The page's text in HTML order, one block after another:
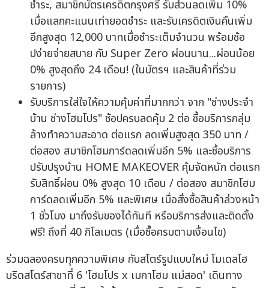
ชำระ, สมาชิกบัตรเครดิตกรุงศรี รับส่วนลดเพิ่ม 10%
เมื่อแลกคะแนนเท่ายอดชำระ และรับเครดิตเงินคืนเพิ่ม
อีกสูงสุด 12,000 บาทเมื่อชำระเต็มจำนวน พร้อมช้อ
ปง่ายจ่ายสบาย กับ Super Zero ผ่อนนาน...ผ่อนน้อย
0% สูงสุดถึง 24 เดือน! (ในบัตรฯ และสินค้าที่ร่วม
รายการ)
รับบริการใส่ใจให้ความคุ้มค่าที่มากกว่า จาก "ช่างประจำ
บ้าน ช่างโฮมโปร" ช้อปครบลดคุ้ม 2 ต่อ ซื้อบริการกลุ่ม
ล้างทำความสะอาด ต่อแรก ลดเพิ่มสูงสุด 350 บาท /
ต่อสอง สมาชิกโฮมการ์ดลดเพิ่มอีก 5% และซื้อบริการ
ปรับปรุงบ้าน HOME MAKEOVER คุ้มจัดหนัก ต่อแรก
รับสิทธิ์ผ่อน 0% สูงสุด 10 เดือน / ต่อสอง สมาชิกโฮม
การ์ดลดเพิ่มอีก 5% และพิเศษ เมื่อสั่งซื้อสินค้าล่วงหน้า
1 ชั่วโมง มาถึงรับของได้ทันที หรือบริการส่งและติดตั้ง
ฟรี! ถึงที่ 40 กิโลเมตร (เมื่อซื้อครบตามเงื่อนไข)
ร่วมฉลองครบทุกความพิเศษ กับสโตร์รูปแบบใหม่ โมเดลไฮ
บริดสโตร์สาขาที่ 6 'โฮมโปร x เมกาโฮม แม่สอด' เดินทาง